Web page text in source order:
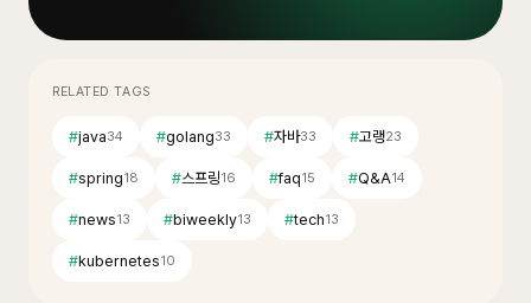
RELATED TAGS
#java34 #golang33 #자바33 #고랭23
#spring18 #스프링16 #faq15 #Q&A14
#news13 #biweekly13 #tech13
#kubernetes10